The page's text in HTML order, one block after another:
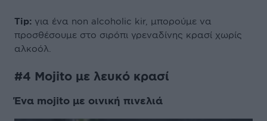
Tip: για ένα non alcoholic kir, μπορούμε να
προσθέσουμε στο σιρόπι γρεναδίνης κρασί χωρίς
αλκοόλ.
#4 Mojito με λευκό κρασί
Ένα mojito με οινική πινελιά